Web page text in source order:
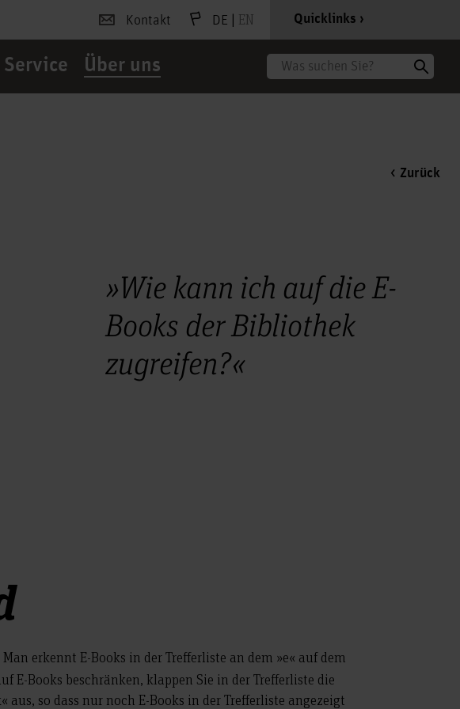
Kontakt DE | EN Quicklinks
Service Über uns Suche
Zurück
»Wie kann ich auf die E-
Books der Bibliothek
zugreifen?«
Man erkennt E-Books in der Trefferliste an dem »e« auf dem
E-Books beschränken, klappen Sie in der Trefferliste die
so dass nur noch E-Books in der Trefferliste angezeigt